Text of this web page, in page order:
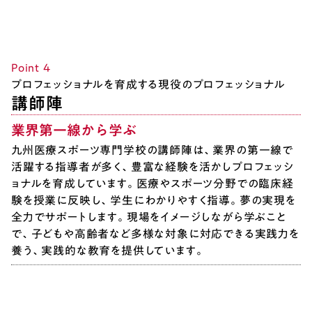
Point ４
プロフェッショナルを育成する現役のプロフェッショナル
講師陣
業界第一線から学ぶ
九州医療スポーツ専門学校の講師陣は、業界の第一線で
活躍する指導者が多く、豊富な経験を活かしプロフェッシ
ョナルを育成しています。医療やスポーツ分野での臨床経
験を授業に反映し、学生にわかりやすく指導。夢の実現を
全力でサポートします。現場をイメージしながら学ぶこと
で、子どもや高齢者など多様な対象に対応できる実践力を
養う、実践的な教育を提供しています。